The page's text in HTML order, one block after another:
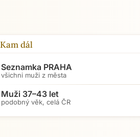
Kam dál
Seznamka PRAHA
všichni muži z města
Muži 37–43 let
podobný věk, celá ČR